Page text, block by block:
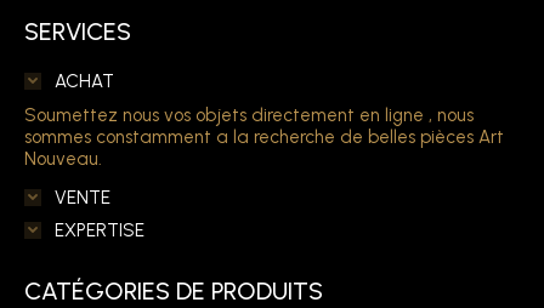
SERVICES
ACHAT
Soumettez nous vos objets directement en ligne , nous
sommes constamment a la recherche de belles pièces Art
Nouveau.
VENTE
EXPERTISE
CATÉGORIES DE PRODUITS